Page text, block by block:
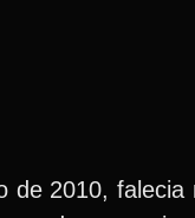
de 2010,